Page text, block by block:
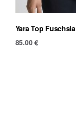
Yara Top Fuschsia
85.00€